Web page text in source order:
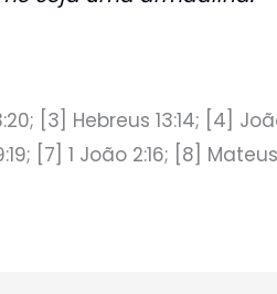
[3] Hebreus 13:14; [4]
[7] 1 João 2:16; [8]